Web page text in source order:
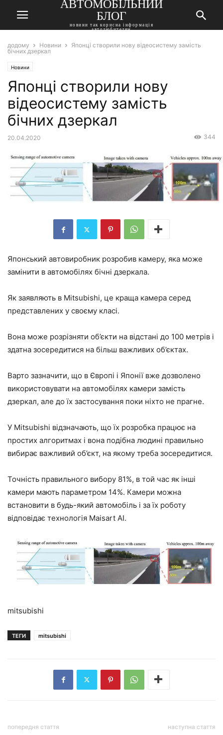
АВТОМОБІЛЬНИЙ
БЛОГ
новини так корисна інформація
автолюбителям
додому Новини
Японці створили нову відеосистему замість
бічних дзеркал
Новини
Японці створили нову
відеосистему замість
бічних дзеркал
20.04.2020 344
Японський автовиробник розробив камеру, яка може
замінити в автомобілях бічні дзеркала.
Як заявляють в Mitsubishi, це краща камера серед
представлених у своєму класі.
Вона може розрізняти об’єкти на відстані до 100 метрів і
здатна зосередитися на більш важливих об’єктах.
Варто зазначити, що в Європі і Японії вже дозволено
використовувати на автомобілях камери замість
дзеркал, але до їх застосування поки ніхто не прагне.
У Mitsubishi відзначають, що їх розробка працює на
простих алгоритмах і вона подібна людині правильно
вибирає важливий об’єкт, на якому треба зосередитися.
Точність правильного вибору 81%, в той час як інші
камери мають параметром 14%. Камери можна
встановити в будь-який автомобіль і за їх роботу
відповідає технологія Maisart AI.
mitsubishi
ТЕГИ mitsubishi
попередня стаття наступна стаття